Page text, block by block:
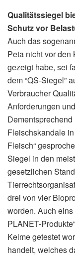
Qualitätssiegel
Schutz vor
Auch das
Peta nicht vor
gezeigt habe, sei
dem “QS-Siegel”
Verbraucher
Anforderungen
Fleischskandale
Fleisch“
Siegel in den
gesetzlichen
drei von vier
worden. Auch
PLANET-
Keime getestet
handelt, welches